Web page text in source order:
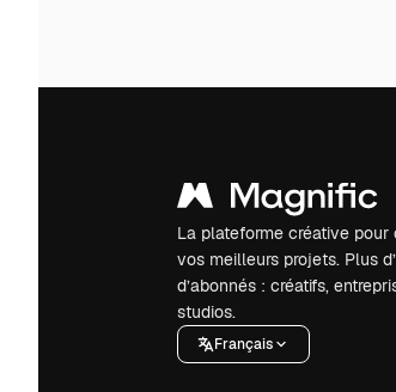
La plateforme créative pour
vos meilleurs projets. Plus
d’abonnés : créatifs,
studios.
Français